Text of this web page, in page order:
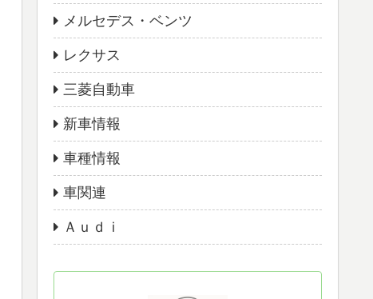
メルセデス・ベンツ
レクサス
三菱自動車
新車情報
車種情報
車関連
Ａｕｄｉ